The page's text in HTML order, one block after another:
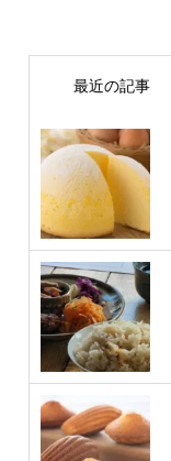
最近の記事